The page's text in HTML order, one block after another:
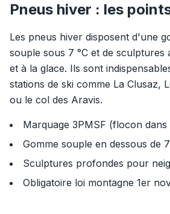
Pneus hiver : les
Les pneus hiver disposent d'une
souple sous 7 °C et de sculptures
et à la glace. Ils sont
stations de ski comme La Clusaz,
ou le col des Aravis.
Marquage 3PMSF (flocon dans
Gomme souple en dessous de
Sculptures profondes pour
Obligatoire loi montagne 1er